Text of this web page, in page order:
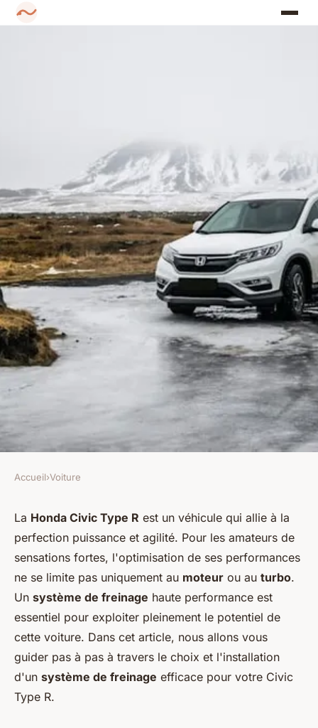
Comment choisir et installer
un système de freinage haute
performance sur une Honda
Civic Type R ?
Mathilde• 28 mai 2024•5 min de lecture
Accueil›Voiture
La Honda Civic Type R est un véhicule qui allie à la
perfection puissance et agilité. Pour les amateurs de
sensations fortes, l'optimisation de ses performances
ne se limite pas uniquement au moteur ou au turbo.
Un système de freinage haute performance est
essentiel pour exploiter pleinement le potentiel de
cette voiture. Dans cet article, nous allons vous
guider pas à pas à travers le choix et l'installation
d'un système de freinage efficace pour votre Civic
Type R.